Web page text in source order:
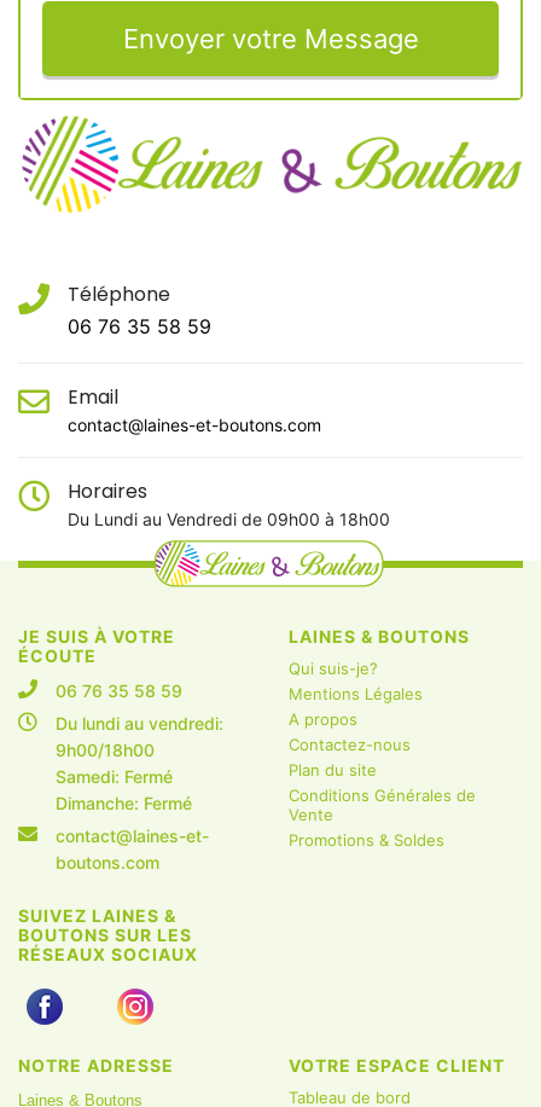
Envoyer votre Message
Téléphone
06 76 35 58 59
Email
contact@laines-et-boutons.com
Horaires
Du Lundi au Vendredi de 09h00 à 18h00
JE SUIS À VOTRE
ÉCOUTE
06 76 35 58 59
Du lundi au vendredi:
9h00/18h00
Samedi: Fermé
Dimanche: Fermé
contact@laines-et-
boutons.com
SUIVEZ LAINES &
BOUTONS SUR LES
RÉSEAUX SOCIAUX
LAINES & BOUTONS
Qui suis-je?
Mentions Légales
A propos
Contactez-nous
Plan du site
Conditions Générales de
Vente
Promotions & Soldes
NOTRE ADRESSE
Laines & Boutons
VOTRE ESPACE CLIENT
Tableau de bord